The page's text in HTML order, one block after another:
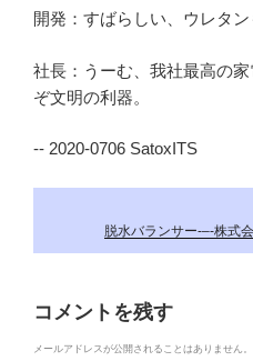
開発：すばらしい、ウレタン
社長：うーむ、我社最高の
ぞ文明の利器。
-- 2020-0706 SatoxITS
脱水バランサー-–-株式
コメントを残す
メールアドレスが公開されることはありません。